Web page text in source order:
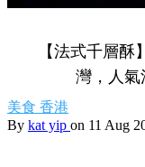
【法式千層酥
灣，人氣
美食 香港
By kat yip on 11 Aug